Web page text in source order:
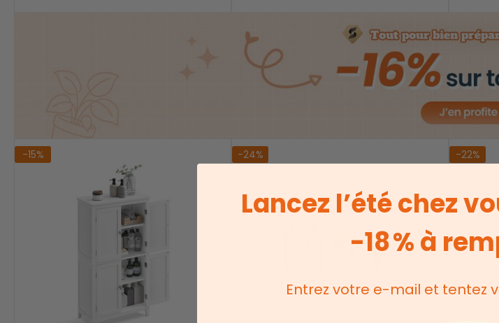
-15% -24% -22%
Lancez l’été chez
-18 % à
Entrez votre e-mail et tentez